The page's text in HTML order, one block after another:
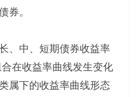
券。
、中、短期债券收益率
在收益率曲线发生变化
属下的收益率曲线形态